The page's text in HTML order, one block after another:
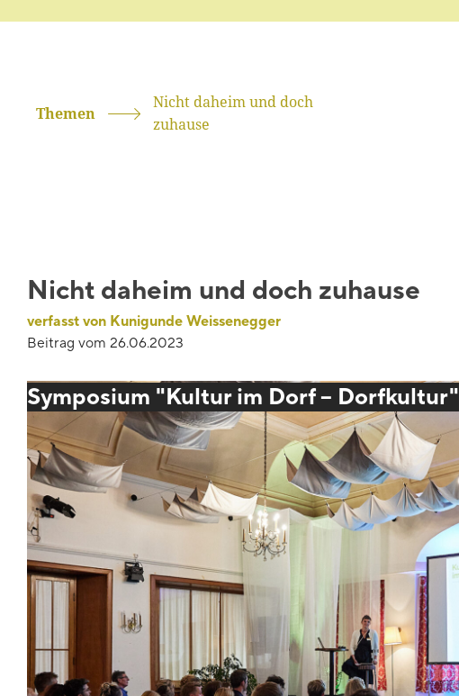
Themen
Nicht daheim und doch
zuhause
Nicht daheim und doch zuhause
verfasst von Kunigunde Weissenegger
Beitrag vom 26.06.2023
Symposium "Kultur im Dorf – Dorfkultur"